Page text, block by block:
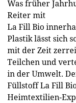
Was früher
Reiter mit
La Fill Bio
Plastik lässt sich
mit der Zeit
Teilchen und
in der Umwelt.
Füllstoff La Fill
Heimtextilien-